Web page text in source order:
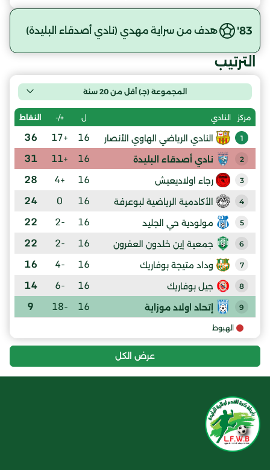
83' هدف من سراية مهدي (نادي أصدقاء البليدة)
الترتيب
المجموعة (جـ) أقل من 20 سنة
مركز النادي ل +/- النقاط
1 النادي الرياضي الهاوي الأنصار 16
+17
36
2 نادي أصدقاء البليدة 16
+11
31
3 رجاء اولاديعيش 16
+4
28
4 الأكادمية الرياضية لبوعرفة 16
0
24
5 مولودية حي الجليد 16
-2
22
6 جمعية إين خلدون العفرون 16
-2
22
7 وداد متيجة بوفاريك 16
-4
16
8 جيل بوفاريك 16
-6
14
9 إتحاد اولاد موزاية 16
-18
9
الهبوط
عرض الكل